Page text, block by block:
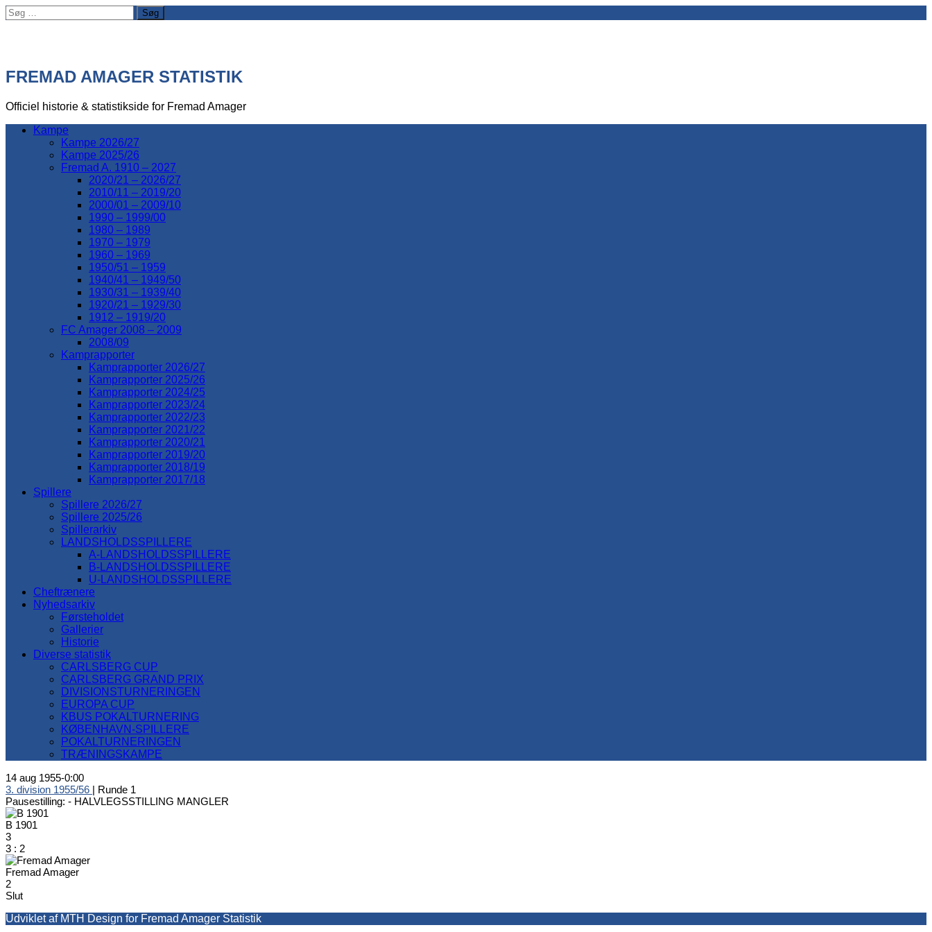
Søg
efter:
FREMAD AMAGER STATISTIK
Officiel historie & statistikside for Fremad Amager
Kampe
Kampe 2026/27
Kampe 2025/26
Fremad A. 1910 – 2027
2020/21 – 2026/27
2010/11 – 2019/20
2000/01 – 2009/10
1990 – 1999/00
1980 – 1989
1970 – 1979
1960 – 1969
1950/51 – 1959
1940/41 – 1949/50
1930/31 – 1939/40
1920/21 – 1929/30
1912 – 1919/20
FC Amager 2008 – 2009
2008/09
Kamprapporter
Kamprapporter 2026/27
Kamprapporter 2025/26
Kamprapporter 2024/25
Kamprapporter 2023/24
Kamprapporter 2022/23
Kamprapporter 2021/22
Kamprapporter 2020/21
Kamprapporter 2019/20
Kamprapporter 2018/19
Kamprapporter 2017/18
Spillere
Spillere 2026/27
Spillere 2025/26
Spillerarkiv
LANDSHOLDSSPILLERE
A-LANDSHOLDSSPILLERE
B-LANDSHOLDSSPILLERE
U-LANDSHOLDSSPILLERE
Cheftrænere
Nyhedsarkiv
Førsteholdet
Gallerier
Historie
Diverse statistik
CARLSBERG CUP
CARLSBERG GRAND PRIX
DIVISIONSTURNERINGEN
EUROPA CUP
KBUS POKALTURNERING
KØBENHAVN-SPILLERE
POKALTURNERINGEN
TRÆNINGSKAMPE
14 aug 1955-0:00
3. division 1955/56 | Runde 1
Pausestilling: - HALVLEGSSTILLING MANGLER
B 1901
3
3 : 2
Fremad Amager
2
Slut
Udviklet af MTH Design for Fremad Amager Statistik